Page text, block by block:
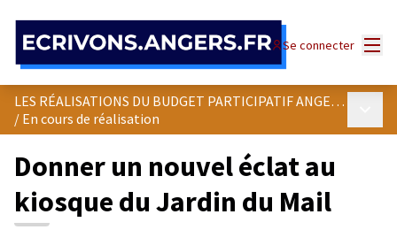
Se connecter
LES RÉALISATIONS DU BUDGET PARTICIPATIF ANGEVIN
/ En cours de réalisation
Donner un nouvel éclat au
kiosque du Jardin du Mail